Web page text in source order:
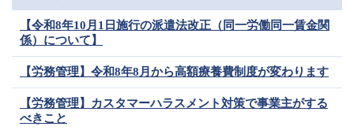
【令和8年10月1日施行の派遣法改正（同一労働同一賃金関
係）について】
【労務管理】令和8年8月から高額療養費制度が変わります
【労務管理】カスタマーハラスメント対策で事業主がする
べきこと